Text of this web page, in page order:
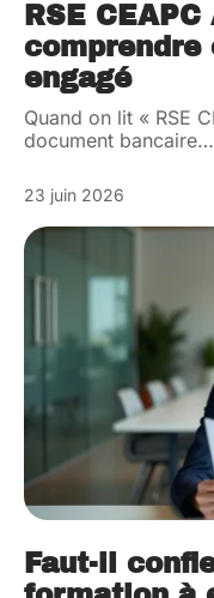
RSE
engagé
Quand on lit « RSE
document bancaire…
23 juin 2026
Faut-il